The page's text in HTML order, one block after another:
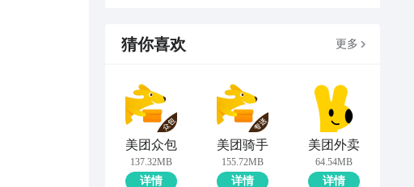
猜你喜欢 更多
美团众包
137.32MB
详情
美团骑手
155.72MB
详情
美团外卖
64.54MB
详情